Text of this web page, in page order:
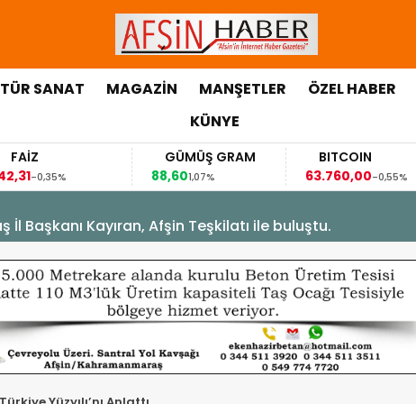
SANAT MAGAZİN MANŞETLER ÖZEL HABER
KÜNYE
GÜMÜŞ GRAM
88,60
1,07%
BITCOIN
63.760,00-0,55%
Başkanı Kayıran, Afşin Teşkilatı ile buluştu.